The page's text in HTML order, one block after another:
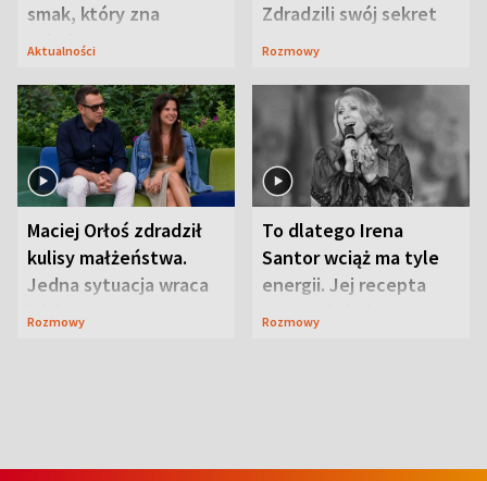
smak, który zna
Lubelszczyzna
Aktualności
Zdradzili swój sekret
Rozmowy
Maciej Orłoś zdradził
kulisy małżeństwa.
Jedna sytuacja wraca
jak bumerang
Rozmowy
To dlatego Irena
Santor wciąż ma tyle
energii. Jej recepta
jest zaskakująco
Rozmowy